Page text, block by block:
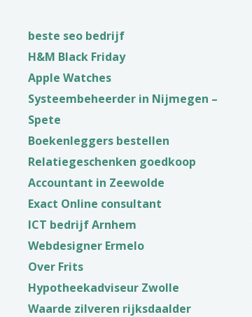
beste seo bedrijf
H&M Black Friday
Apple Watches
Systeembeheerder in Nijmegen –
Spete
Boekenleggers bestellen
Relatiegeschenken goedkoop
Accountant in Zeewolde
Exact Online consultant
ICT bedrijf Arnhem
Webdesigner Ermelo
Over Frits
Hypotheekadviseur Zwolle
Waarde zilveren rijksdaalder